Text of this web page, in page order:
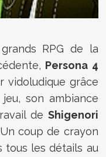
RPG de la
Persona 4
vidoludique grâce
son ambiance
de Shigenori
coup de crayon
tous les détails au